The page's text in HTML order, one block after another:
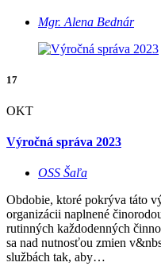
Mgr. Alena Bednár
17
OKT
Výročná správa 2023
OSS Šaľa
Obdobie, ktoré pokrýva táto
organizácii naplnené
rutinných každodenných
sa nad nutnosťou zmien
službách tak, aby…